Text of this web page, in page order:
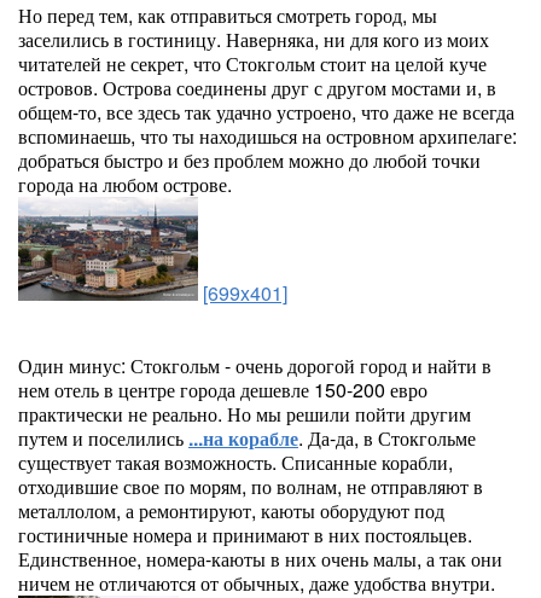
Но перед тем, как отправиться смотреть город, мы
заселились в гостиницу. Наверняка, ни для кого из моих
читателей не секрет, что Стокгольм стоит на целой куче
островов. Острова соединены друг с другом мостами и, в
общем-то, все здесь так удачно устроено, что даже не всегда
вспоминаешь, что ты находишься на островном архипелаге:
добраться быстро и без проблем можно до любой точки
города на любом острове.
[699x401]
Один минус: Стокгольм - очень дорогой город и найти в
нем отель в центре города дешевле 150-200 евро
практически не реально. Но мы решили пойти другим
путем и поселились ...на корабле. Да-да, в Стокгольме
существует такая возможность. Списанные корабли,
отходившие свое по морям, по волнам, не отправляют в
металлолом, а ремонтируют, каюты оборудуют под
гостиничные номера и принимают в них постояльцев.
Единственное, номера-каюты в них очень малы, а так они
ничем не отличаются от обычных, даже удобства внутри.